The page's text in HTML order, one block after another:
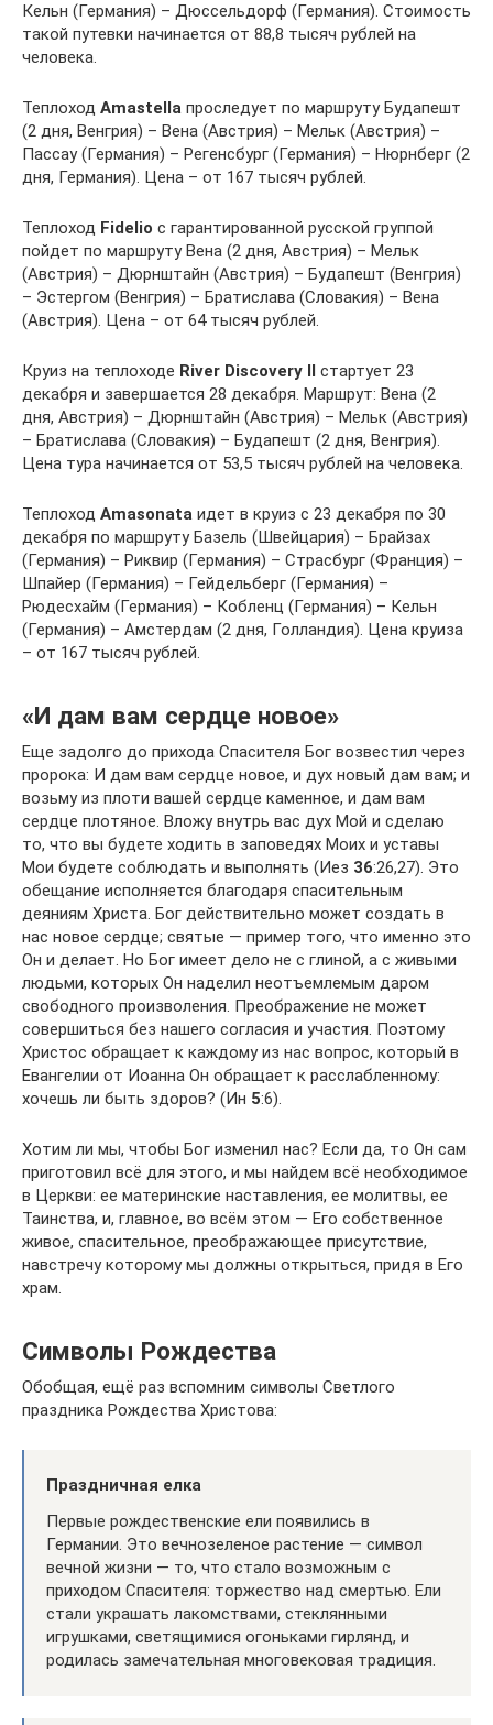
Кельн (Германия) – Дюссельдорф (Германия). Стоимость
такой путевки начинается от 88,8 тысяч рублей на
человека.
Теплоход Amastella проследует по маршруту Будапешт
(2 дня, Венгрия) – Вена (Австрия) – Мельк (Австрия) –
Пассау (Германия) – Регенсбург (Германия) – Нюрнберг (2
дня, Германия). Цена – от 167 тысяч рублей.
Теплоход Fidelio с гарантированной русской группой
пойдет по маршруту Вена (2 дня, Австрия) – Мельк
(Австрия) – Дюрнштайн (Австрия) – Будапешт (Венгрия)
– Эстергом (Венгрия) – Братислава (Словакия) – Вена
(Австрия). Цена – от 64 тысяч рублей.
Круиз на теплоходе River Discovery II
стартует 23
декабря и завершается 28 декабря. Маршрут: Вена (2
дня, Австрия) – Дюрнштайн (Австрия) – Мельк (Австрия)
– Братислава (Словакия) – Будапешт (2 дня, Венгрия).
Цена тура начинается от 53,5 тысяч рублей на человека.
Теплоход Amasonata идет в круиз с 23 декабря по 30
декабря по маршруту Базель (Швейцария) – Брайзах
(Германия) – Риквир (Германия) – Страсбург (Франция) –
Шпайер (Германия) – Гейдельберг (Германия) –
Рюдесхайм (Германия) – Кобленц (Германия) – Кельн
(Германия) – Амстердам (2 дня, Голландия). Цена круиза
– от 167 тысяч рублей.
«И дам вам сердце новое»
Еще задолго до прихода Спасителя Бог возвестил через
пророка: И дам вам сердце новое, и дух новый дам вам; и
возьму из плоти вашей сердце каменное, и дам вам
сердце плотяное. Вложу внутрь вас дух Мой и сделаю
то, что вы будете ходить в заповедях Моих и уставы
Мои будете соблюдать и выполнять (Иез 36:26,27). Это
обещание исполняется благодаря спасительным
деяниям Христа. Бог действительно может создать в
нас новое сердце; святые — пример того, что именно это
Он и делает. Но Бог имеет дело не с глиной, а с живыми
людьми, которых Он наделил неотъемлемым даром
свободного произволения. Преображение не может
совершиться без нашего согласия и участия. Поэтому
Христос обращает к каждому из нас вопрос, который в
Евангелии от Иоанна Он обращает к расслабленному:
хочешь ли быть здоров? (Ин 5:6).
Хотим ли мы, чтобы Бог изменил нас? Если да, то Он сам
приготовил всё для этого, и мы найдем всё необходимое
в Церкви: ее материнские наставления, ее молитвы, ее
Таинства, и, главное, во всём этом — Его собственное
живое, спасительное, преображающее присутствие,
навстречу которому мы должны открыться, придя в Его
храм.
Символы Рождества
Обобщая, ещё раз вспомним символы Светлого
праздника Рождества Христова:
Праздничная елка
Первые рождественские ели появились в
Германии. Это вечнозеленое растение — символ
вечной жизни — то, что стало возможным с
приходом Спасителя: торжество над смертью. Ели
стали украшать лакомствами, стеклянными
игрушками, светящимися огоньками гирлянд, и
родилась замечательная многовековая традиция.